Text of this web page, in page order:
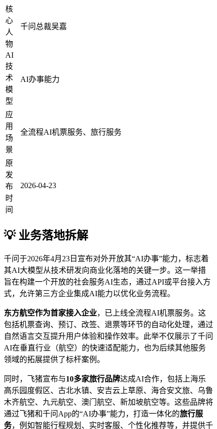
核
心
人
物
千问总裁吴嘉
AI
技
术
模
型
AI办事能力
应
用
场
景
全流程AI机票服务、旅行服务
原
发
布
时
间
2026-04-23
💡 业务落地拆解
千问于2026年4月23日宣布对外开放其“AI办事”能力，标志着
其AI大模型从技术研发向商业化落地的关键一步。这一举措
旨在构建一个开放的社会服务AI生态，通过API或平台接入方
式，允许第三方企业集成AI能力以优化业务流程。
东方航空作为首家接入企业，已上线全流程AI机票服务。这
包括机票查询、预订、改签、退票等环节的自动化处理，通过
自然语言交互提升用户体验和操作效率。此举不仅展示了千问
AI在垂直行业（航空）的快速适配能力，也为后续其他服务
领域的拓展提供了标杆案例。
同时，飞猪宣布与10多家旅行品牌达成AI合作，包括上海乐
高乐园度假区、古北水镇、安吉云上草原、海合安文旅、乌鲁
木齐航空、九元航空、澳门航空、新加坡航空等。这些品牌将
通过飞猪和千问App的“AI办事”能力，打造一体化的旅行服
务，例如智能行程规划、实时客服、个性化推荐等，并提供千